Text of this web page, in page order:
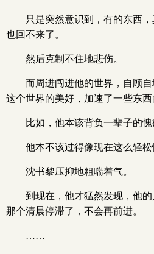
只是突然意识到，有的东西
也回不来了。
然后克制不住地悲伤。
而周进闯进他的世界，自顾
这个世界的美好，加速了一些东西
比如，他本该背负一辈子的愧
他本不该过得像现在这么轻松
沈书黎压抑地粗喘着气。
到现在，他才猛然发现，他
那个清晨停滞了，不会再前进。
……